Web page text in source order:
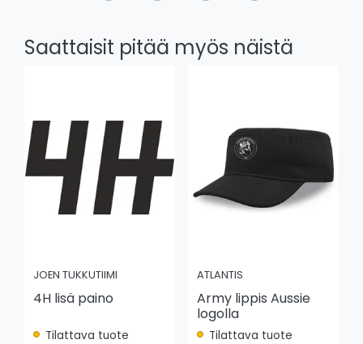
Saattaisit pitää myös näistä
JOEN TUKKUTIIMI
4H lisä paino
Tilattava tuote
ATLANTIS
Army lippis Aussie
logolla
Tilattava tuote